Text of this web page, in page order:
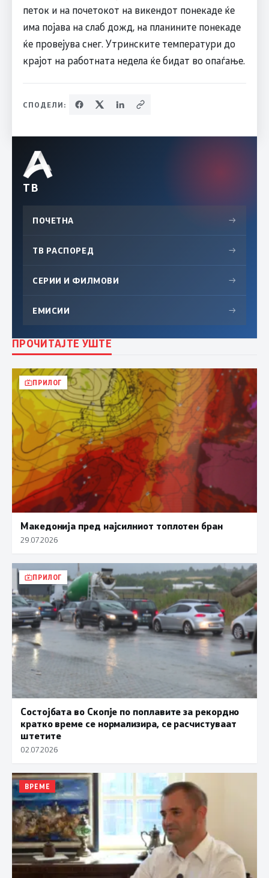
петок и на почетокот на викендот понекаде ќе
има појава на слаб дожд, на планините понекаде
ќе провејува снег. Утринските температури до
крајот на работната недела ќе бидат во опаѓање.
СПОДЕЛИ:
ТВ
ПОЧЕТНА →
ТВ РАСПОРЕД →
СЕРИИ И ФИЛМОВИ →
ЕМИСИИ →
ПРОЧИТАЈТЕ УШТЕ
ПРИЛОГ
Македонија пред најсилниот топлотен бран
29.07.2026
ПРИЛОГ
Состојбата во Скопје по поплавите за рекордно
кратко време се нормализира, се расчистуваат
штетите
02.07.2026
ВРЕМЕ